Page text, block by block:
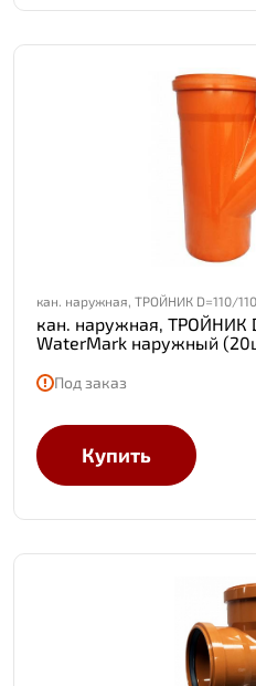
кан. наружная, ТРОЙНИК D=110/
кан. наружная, ТРОЙНИК
WaterMark наружный
Под заказ
Купить